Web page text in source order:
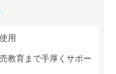
用
教育まで手厚くサポー